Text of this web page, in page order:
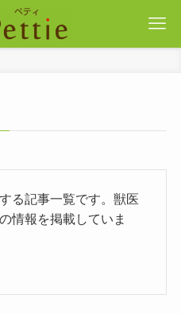
る記事一覧です。獣医
情報を掲載していま